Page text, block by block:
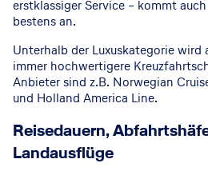
erstklassiger Service – kommt
bestens an.
Unterhalb der Luxuskategorie wird
immer hochwertigere
Anbieter sind z.B. Norwegian
und Holland America Line.
Reisedauern,
Landausflüge